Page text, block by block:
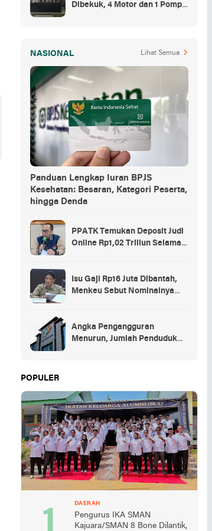
Dibekuk, 4 Motor dan 1 Pompa
NASIONAL Lihat Semua
Panduan Lengkap Iuran BPJS
Kesehatan: Besaran, Kategori Peserta,
hingga Denda
PPATK Temukan Deposit Judi
Online Rp1,02 Triliun Selama
Isu Gaji Rp16 Juta Dibantah,
Menkeu Sebut Nominalnya
Angka Pengangguran
Menurun, Jumlah Penduduk
POPULER
DAERAH
Pengurus IKA SMAN
Kajuara/SMAN 8 Bone Dilantik,